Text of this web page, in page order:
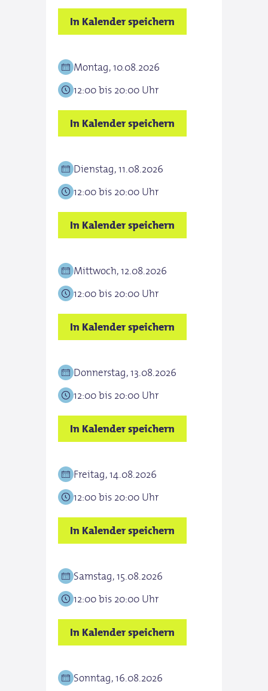
In Kalender speichern
Montag, 10.08.2026
12:00 bis 20:00 Uhr
In Kalender speichern
Dienstag, 11.08.2026
12:00 bis 20:00 Uhr
In Kalender speichern
Mittwoch, 12.08.2026
12:00 bis 20:00 Uhr
In Kalender speichern
Donnerstag, 13.08.2026
12:00 bis 20:00 Uhr
In Kalender speichern
Freitag, 14.08.2026
12:00 bis 20:00 Uhr
In Kalender speichern
Samstag, 15.08.2026
12:00 bis 20:00 Uhr
In Kalender speichern
Sonntag, 16.08.2026